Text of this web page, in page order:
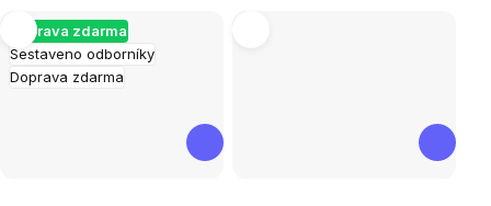
Sestaveno odborníky
Doprava zdarma
Doprava zdarma